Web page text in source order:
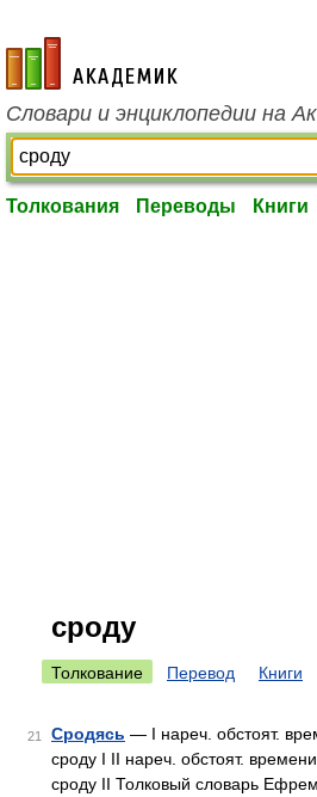
academic.ru
Словари и энциклопедии на
Толкования Переводы Книги
сроду
Толкование Перевод Книги
21 Сродясь — I нареч. обстоят.
сроду I II нареч. обстоят.
сроду II Толковый словарь